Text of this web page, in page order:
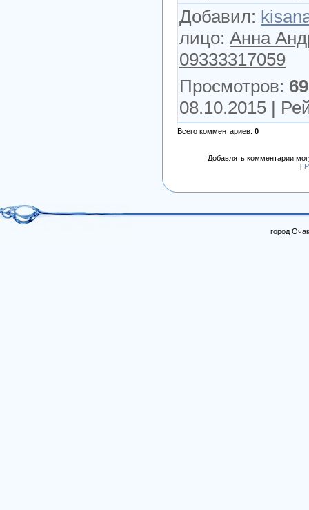
Добавил:
лицо: Анна
09333317059
Просмотров:
08.10.2015 |
Всего комментариев: 0
Добавлять комментарии
[
город